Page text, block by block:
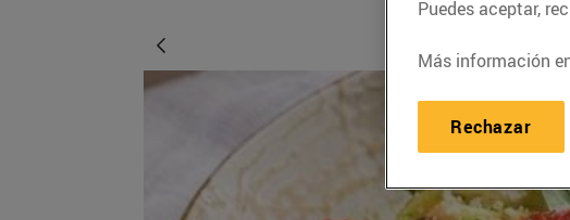
Puedes aceptar,
Más información
Rechazar